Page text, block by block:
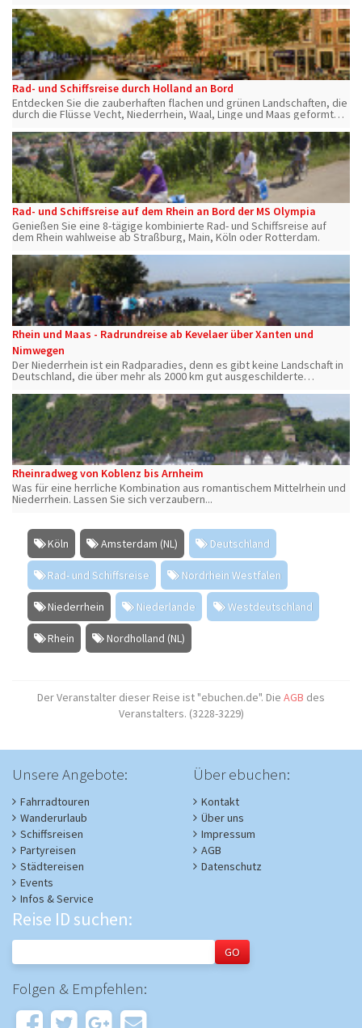
Radreise.
Rad- und Schiffsreise durch Holland an Bord
Entdecken Sie die zauberhaften flachen und grünen Landschaften, die
durch die Flüsse Vecht, Niederrhein, Waal, Linge und Maas geformt
Rad- und Schiffsreise auf dem Rhein an Bord der MS Olympia
Genießen Sie eine 8-tägige kombinierte Rad- und Schiffsreise auf
dem Rhein wahlweise ab Straßburg, Main, Köln oder Rotterdam.
Rhein und Maas - Radrundreise ab Kevelaer über Xanten und
Nimwegen
Der Niederrhein ist ein Radparadies, denn es gibt keine Landschaft in
Deutschland, die über mehr als 2000 km gut ausgeschilderte
Rheinradweg von Koblenz bis Arnheim
Was für eine herrliche Kombination aus romantischem Mittelrhein und
Niederrhein. Lassen Sie sich verzaubern...
Köln Amsterdam (NL) Deutschland
Rad- und Schiffsreise Nordrhein Westfalen
Niederrhein Niederlande Westdeutschland
Rhein Nordholland (NL)
Der Veranstalter dieser Reise ist "ebuchen.de". Die AGB des
Veranstalters. (3228-3229)
Unsere Angebote:
Fahrradtouren
Wanderurlaub
Schiffsreisen
Partyreisen
Städtereisen
Events
Infos & Service
Über ebuchen:
Kontakt
Über uns
Impressum
AGB
Datenschutz
Reise ID suchen:
Folgen & Empfehlen: